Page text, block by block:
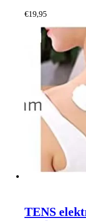
€19,95
TENS